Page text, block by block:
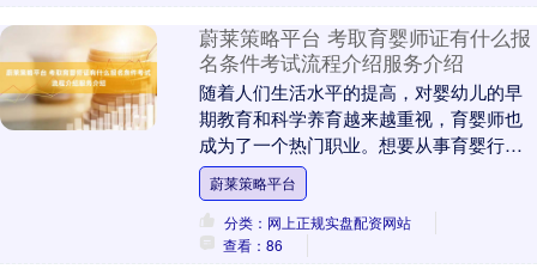
蔚莱策略平台 考取育婴师证有什么报
名条件考试流程介绍服务介绍
随着人们生活水平的提高，对婴幼儿的早
期教育和科学养育越来越重视，育婴师也
成为了一个热门职业。想要从事育婴行
业，考取育婴师证是必不可少的一步。 报
考条件： 不同级....
蔚莱策略平台
分类：网上正规实盘配资网站
查看：86